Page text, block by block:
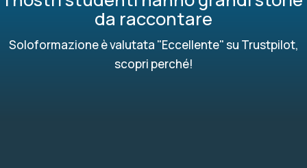
da raccontare
Soloformazione è valutata "Eccellente" su Trustpilot,
scopri perché!